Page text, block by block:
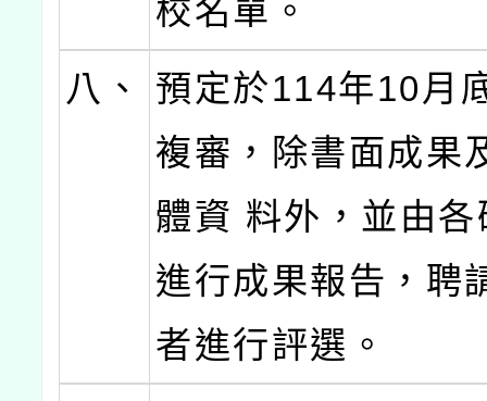
校名單。
八、
預定於114年10月
複審，除書面成果
體資 料外，並由
進行成果報告，聘
者進行評選。